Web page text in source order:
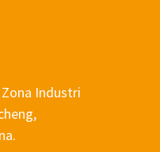
Industri